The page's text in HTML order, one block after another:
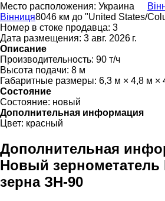
Место расположения: Украина
Вінниця8046 км до "United States/
Номер в стоке продавца: 3
Дата размещения: 3 авг. 2026 г.
Описание
Производительность: 90 т/ч
Высота подачи: 8 м
Габаритные размеры: 6,3 м × 4,8 м ×
Состояние
Состояние: новый
Дополнительная информация
Цвет: красный
Дополнительная
Новый зернометатель
зерна ЗН-90